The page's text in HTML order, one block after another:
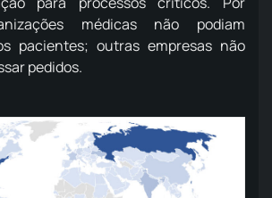
médicas não podiam
pacientes; outras empresas não
pedidos.